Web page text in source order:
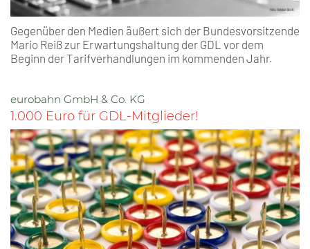
Gegenüber den Medien äußert sich der Bundesvorsitzende
Mario Reiß zur Erwartungshaltung der GDL vor dem
Beginn der Tarifverhandlungen im kommenden Jahr.
eurobahn GmbH & Co. KG
1.000 Euro für GDL-Mitglieder!